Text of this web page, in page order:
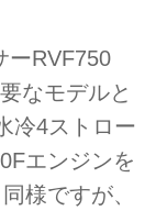
ーRVF750
なモデルと
冷4ストロー
エンジンを
様ですが、